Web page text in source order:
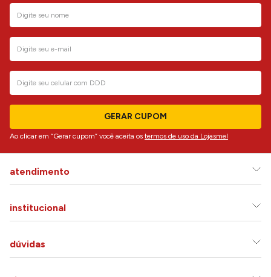
GERAR CUPOM
Ao clicar em “Gerar cupom” você aceita os termos de uso da Lojasmel
atendimento
institucional
dúvidas